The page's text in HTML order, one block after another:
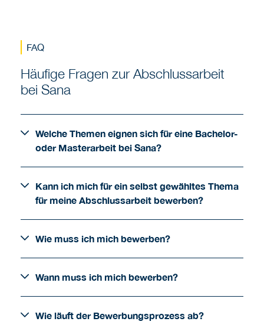
FAQ
Häufige Fragen zur Abschlussarbeit
bei Sana
Welche Themen eignen sich für eine Bachelor-
oder Masterarbeit bei Sana?
Kann ich mich für ein selbst gewähltes Thema
für meine Abschlussarbeit bewerben?
Wie muss ich mich bewerben?
Wann muss ich mich bewerben?
Wie läuft der Bewerbungsprozess ab?